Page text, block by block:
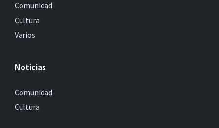
Comunidad
Cultura
Varios
Noticias
Comunidad
Cultura